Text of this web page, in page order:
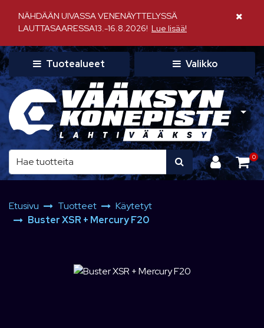
NÄHDÄÄN UIVASSA VENENÄYTTELYSSÄ
LAUTTASAARESSA13.-16.8.2026! Lue lisää!
Sulje
Tuotealueet Valikko
0
Etusivu Tuotteet
Käytetyt
Buster XSR + Mercury F20